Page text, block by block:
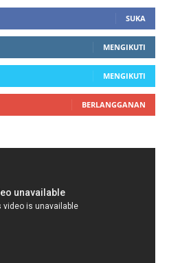
SUKA
MENGIKUTI
MENGIKUTI
BERLANGGANAN